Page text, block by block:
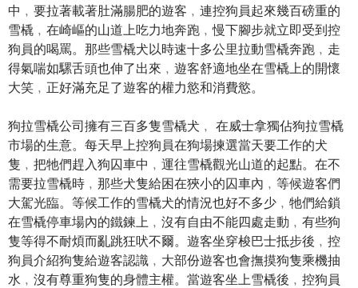
中﹐要拉著載著肚滿腸肥的遊客﹐連控狗員起來幾百磅重的
雪橇﹐在崎嶇的山道上吃力地奔跑﹐慢下腳步就立即受到控
狗員的喝罵。那些雪橇犬以時速十多公里拉動雪橇奔跑﹐走
得氣喘如騾舌頭也伸了出來﹐遊客舒適地坐在雪橇上的開懷
大笑﹐正好滿充足了遊客的權力慾和消費慾。
狗拉雪橇公司擁有三百多隻雪橇犬﹐ 在威士拿獨佔狗拉雪橇
市場的生意。每天早上控狗員在狗場揀選當天要工作的犬
隻﹐把牠們趕入狗囚車中﹐運往雪橇觀光山道的起點。在不
需要拉雪橇時﹐那些犬隻給困在狹小的囚車內﹐等候遊客們
大駕光臨。等候工作的雪橇犬的情況也好不多少﹐牠們給鎖
在雪橇停車場內的鐵鍊上﹐沒有自由不能四處走動﹐有些狗
隻等得不耐煩而亂跳狂吠不爾。遊客坐穿梭巴士抵步後﹐控
狗員介紹狗隻給遊客認識﹐大部份遊客也會撫摸狗隻乘機抽
水﹐沒有尊重狗隻的身體主權。當遊客坐上雪橇後﹐控狗員